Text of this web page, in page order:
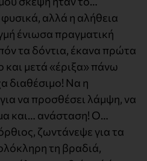
φυσικά, αλλά η αλήθεια
ένιωσα πραγματική
τα δόντια, έκανα πρώτα
και μετά «έριξα» πάνω
διαθέσιμο! Να η
να προσθέσει λάμψη, να
και… ανάσταση! Ο…
ζωντάνεψε για τα
τη βραδιά,